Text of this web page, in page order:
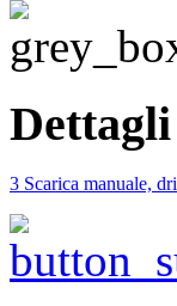
3 Scarica manuale,